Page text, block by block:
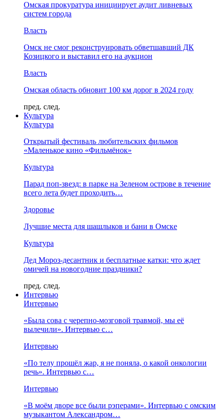
Омская прокуратура инициирует аудит ливневых
систем города
Власть
Омск не смог реконструировать обветшавший ДК
Козицкого и выставил его на аукцион
Власть
Омская область обновит 100 км дорог в 2024 году
пред. след.
Культура
Культура
Открытый фестиваль любительских фильмов
«Маленькое кино «Фильмёнок»
Культура
Парад поп-звезд: в парке на Зеленом острове в течение
всего лета будет проходить…
Здоровье
Лучшие места для шашлыков и бани в Омске
Культура
Дед Мороз-десантник и бесплатные катки: что ждет
омичей на новогодние праздники?
пред. след.
Интервью
Интервью
«Была сова с черепно-мозговой травмой, мы её
вылечили». Интервью с…
Интервью
«По телу прошёл жар, я не поняла, о какой онкологии
речь». Интервью с…
Интервью
«В моём дворе все были рэперами». Интервью с омским
музыкантом Александром…